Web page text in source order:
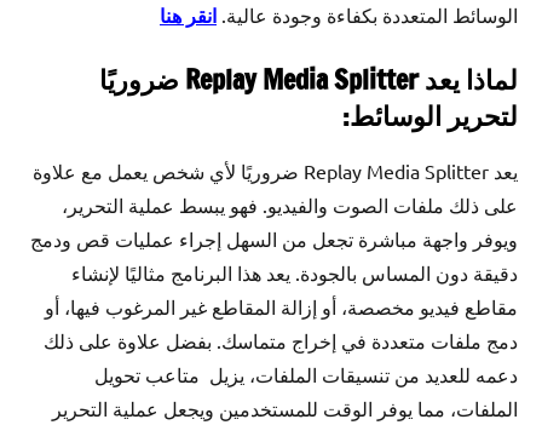
الوسائط المتعددة بكفاءة وجودة عالية. انقر هنا
لماذا يعد Replay Media Splitter ضروريًا
لتحرير الوسائط:
يعد Replay Media Splitter ضروريًا لأي شخص يعمل مع علاوة
على ذلك ملفات الصوت والفيديو. فهو يبسط عملية التحرير،
ويوفر واجهة مباشرة تجعل من السهل إجراء عمليات قص ودمج
دقيقة دون المساس بالجودة. يعد هذا البرنامج مثاليًا لإنشاء
مقاطع فيديو مخصصة، أو إزالة المقاطع غير المرغوب فيها، أو
دمج ملفات متعددة في إخراج متماسك. بفضل علاوة على ذلك
دعمه للعديد من تنسيقات الملفات، يزيل متاعب تحويل
الملفات، مما يوفر الوقت للمستخدمين ويجعل عملية التحرير